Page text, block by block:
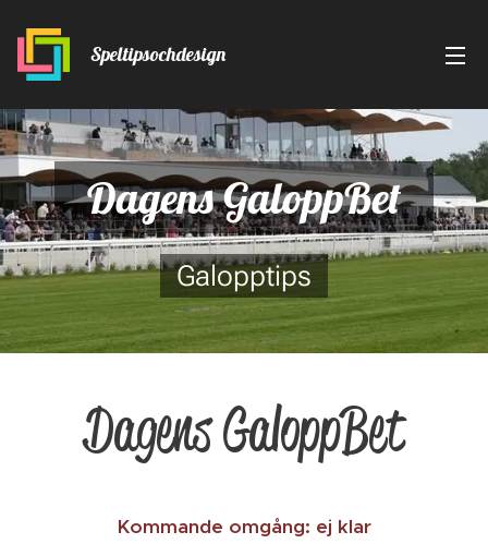
Speltipsochdesign
Dagens GaloppBet
Galopptips
Dagens GaloppBet
Kommande omgång: ej klar